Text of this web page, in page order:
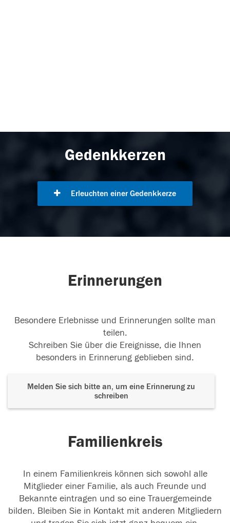
Gedenkkerzen
Erleuchten einer Gedenkkerze
Erinnerungen
Besondere Erlebnisse und Erinnerungen sollte man
teilen.
Schreiben Sie über die Ereignisse, die Ihnen
besonders in Erinnerung geblieben sind.
Melden Sie sich bitte an, um eine Erinnerung zu
schreiben
Familienkreis
In einem Familienkreis können sich sowohl alle
Mitglieder einer Familie, als auch Freunde und
Bekannte eintragen und so eine Trauergemeinde
bilden. Bleiben Sie in Kontakt mit anderen Mitgliedern